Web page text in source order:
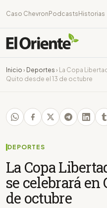
Caso Chevron Podcasts Historias
Inicio › Deportes ›
La Copa
Quito desde el 13 de octubre
DEPORTES
La Copa
se celebrará en
de octubre